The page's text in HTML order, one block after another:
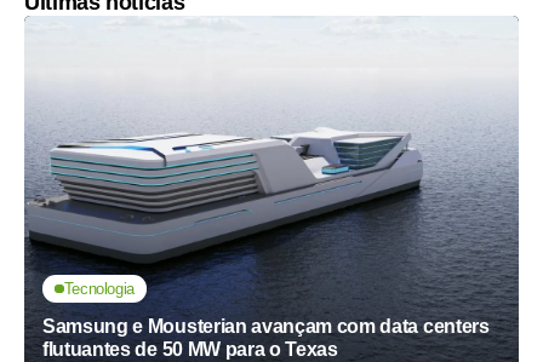
Tecnologia
Samsung e Mousterian avançam com data centers
flutuantes de 50 MW para o Texas